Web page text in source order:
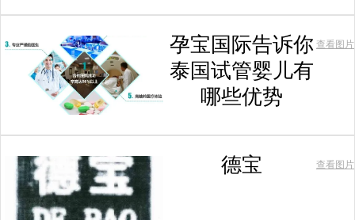
孕宝国际告诉你
泰国试管婴儿有
哪些优势
查看图片
德宝 查看图片